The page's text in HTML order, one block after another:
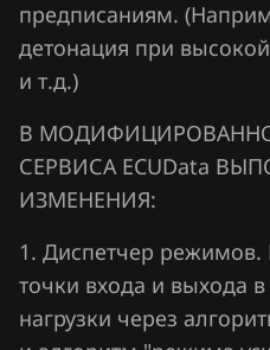
Lincoln
Livan
Luxgen
MAN
Maserati
Mazda
Mercedes-Benz
предписаниям.
детонация при
и т.д.)
В
СЕРВИСА ECUData
ИЗМЕНЕНИЯ:
1. Диспетчер
точки входа и выхода
нагрузки через